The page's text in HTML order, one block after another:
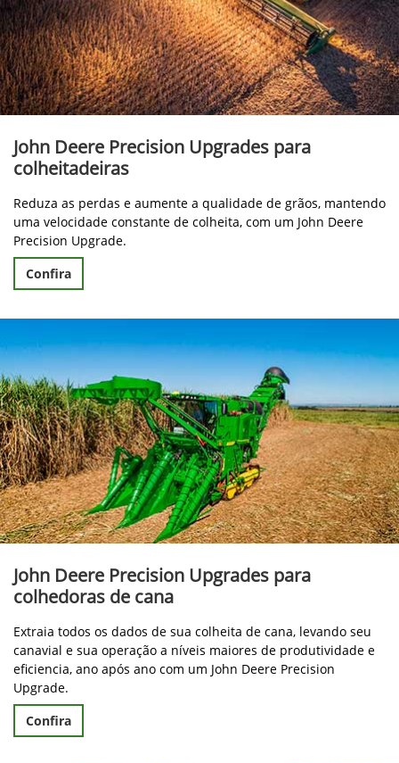
John Deere Precision Upgrades para
colheitadeiras
Reduza as perdas e aumente a qualidade de grãos, mantendo
uma velocidade constante de colheita, com um John Deere
Precision Upgrade.
Confira
John Deere Precision Upgrades para
colhedoras de cana
Extraia todos os dados de sua colheita de cana, levando seu
canavial e sua operação a níveis maiores de produtividade e
eficiencia, ano após ano com um John Deere Precision
Upgrade.
Confira